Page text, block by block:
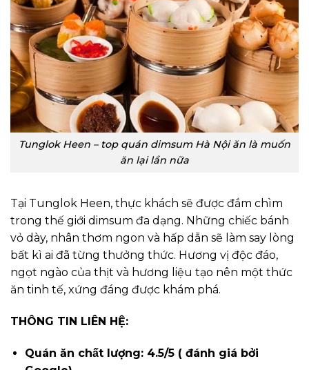
Tunglok Heen – top quán dimsum Hà Nội ăn là muốn
ăn lại lần nữa
Tại Tunglok Heen, thực khách sẽ được đắm chìm
trong thế giới dimsum đa dạng. Những chiếc bánh
vỏ dày, nhân thơm ngon và hấp dẫn sẽ làm say lòng
bất kì ai đã từng thưởng thức. Hương vị độc đáo,
ngọt ngào của thịt và hương liệu tạo nên một thức
ăn tinh tế, xứng đáng được khám phá.
THÔNG TIN LIÊN HỆ:
Quán ăn chất lượng: 4.5/5 ( đánh giá bởi